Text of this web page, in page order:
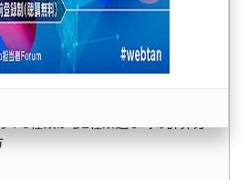
位で四捨五入すると？「179」を十の
｜意外と忘れている四捨五入
？ 5種類から2種類選ぶ時の計算方